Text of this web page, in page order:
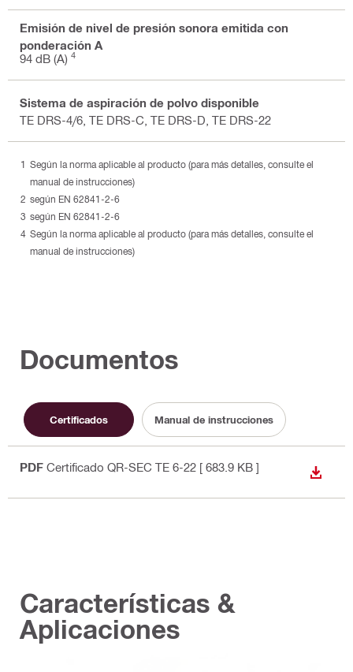
Emisión de nivel de presión sonora emitida con
ponderación A
94 dB (A) 4
Sistema de aspiración de polvo disponible
TE DRS-4/6, TE DRS-C, TE DRS-D, TE DRS-22
Según la norma aplicable al producto (para más detalles, consulte el
manual de instrucciones)
según EN 62841-2-6
según EN 62841-2-6
Según la norma aplicable al producto (para más detalles, consulte el
manual de instrucciones)
Documentos
Certificados Manual de instrucciones
PDF Certificado QR-SEC TE 6-22 [ 683.9 KB ]
Características &
Aplicaciones